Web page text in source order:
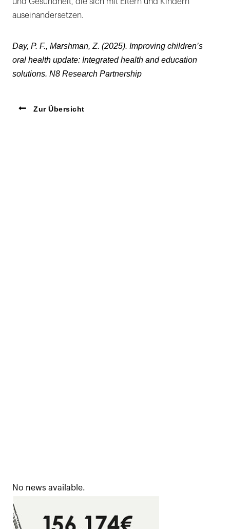
und Gesundheit, die sich mit Eltern und Kindern
auseinandersetzen.
Day, P. F., Marshman, Z. (2025). Improving children’s
oral health update: Integrated health and education
solutions. N8 Research Partnership
Zur Übersicht
No news available.